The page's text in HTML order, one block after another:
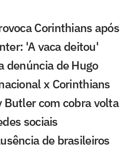
Corinthians após
'A vaca deitou'
denúncia de Hugo
x Corinthians
Butler com cobra volta
sociais
de brasileiros